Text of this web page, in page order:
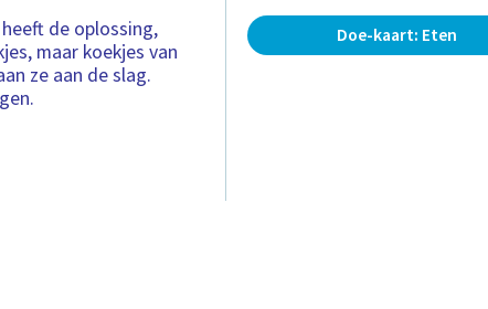
de oplossing,
maar koekjes van
ze aan de slag.
Doe-kaart: Eten